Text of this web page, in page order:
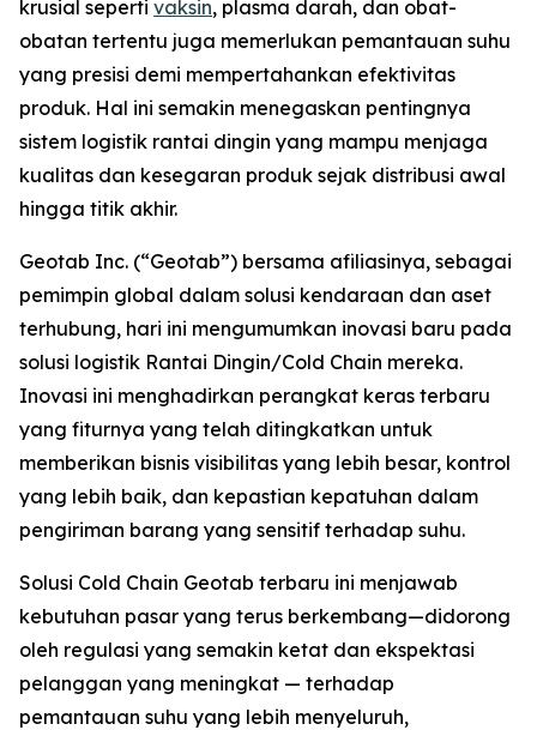
krusial seperti vaksin, plasma darah, dan obat-
obatan tertentu juga memerlukan pemantauan suhu
yang presisi demi mempertahankan efektivitas
produk. Hal ini semakin menegaskan pentingnya
sistem logistik rantai dingin yang mampu menjaga
kualitas dan kesegaran produk sejak distribusi awal
hingga titik akhir.
Geotab Inc. (“Geotab”) bersama afiliasinya, sebagai
pemimpin global dalam solusi kendaraan dan aset
terhubung, hari ini mengumumkan inovasi baru pada
solusi logistik Rantai Dingin/Cold Chain mereka.
Inovasi ini menghadirkan perangkat keras terbaru
yang fiturnya yang telah ditingkatkan untuk
memberikan bisnis visibilitas yang lebih besar, kontrol
yang lebih baik, dan kepastian kepatuhan dalam
pengiriman barang yang sensitif terhadap suhu.
Solusi Cold Chain Geotab terbaru ini menjawab
kebutuhan pasar yang terus berkembang—didorong
oleh regulasi yang semakin ketat dan ekspektasi
pelanggan yang meningkat — terhadap
pemantauan suhu yang lebih menyeluruh,